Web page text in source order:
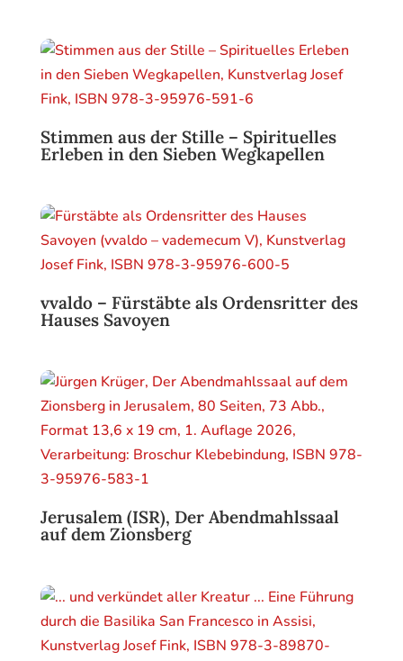
Stimmen aus der Stille – Spirituelles
Erleben in den Sieben Wegkapellen
vvaldo – Fürstäbte als Ordensritter des
Hauses Savoyen
Jerusalem (ISR), Der Abendmahlssaal
auf dem Zionsberg